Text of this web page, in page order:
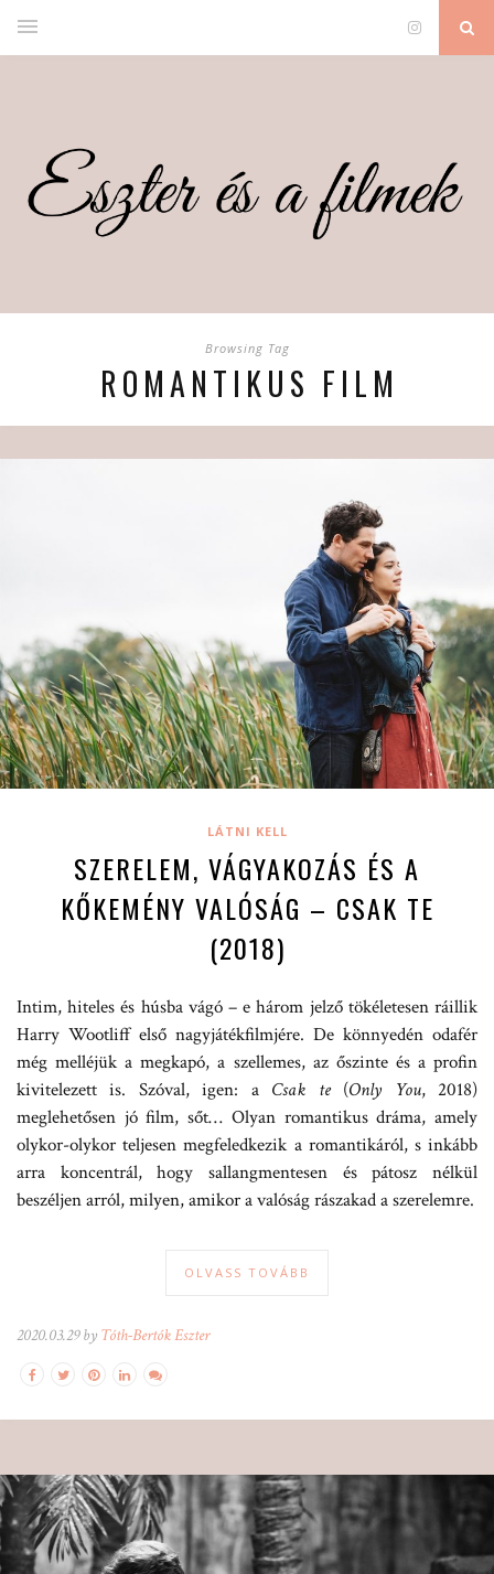
Browsing Tag
ROMANTIKUS FILM
LÁTNI KELL
SZERELEM, VÁGYAKOZÁS ÉS A
KŐKEMÉNY VALÓSÁG – CSAK TE
(2018)
Intim, hiteles és húsba vágó – e három jelző tökéletesen ráillik
Harry Wootliff első nagyjátékfilmjére. De könnyedén odafér
még melléjük a megkapó, a szellemes, az őszinte és a profin
kivitelezett is. Szóval, igen: a Csak te(Only You, 2018)
meglehetősen jó film, sőt… Olyan romantikus dráma, amely
olykor-olykor teljesen megfeledkezik a romantikáról, s inkább
arra koncentrál, hogy sallangmentesen és pátosz nélkül
beszéljen arról, milyen, amikor a valóság rászakad a szerelemre.
OLVASS TOVÁBB
2020.03.29 by Tóth-Bertók Eszter